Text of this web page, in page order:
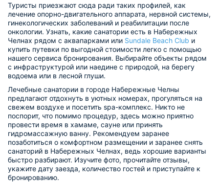
Туристы приезжают сюда ради таких профилей, как
лечение опорно-двигательного аппарата, нервной системы,
гинекологических заболеваний и реабилитации после
онкологии. Узнать, какие санатории есть в Набережных
Челнах рядом с аквапарками или Sundale Beach Club и
купить путевки по выгодной стоимости легко с помощью
нашего сервиса бронирования. Выбирайте объекты рядом
с инфраструктурой или наедине с природой, на берегу
водоема или в лесной глуши.
Лечебные санатории в городе Набережные Челны
предлагают отдохнуть в уютных номерах, прогуляться на
свежем воздухе и посетить spa-комплекс. Никто не
поспорит, что помимо процедур, здесь можно приятно
провести время в хамаме, сауне или принять
гидромассажную ванну. Рекомендуем заранее
позаботиться о комфортном размещении и заранее снять
санаторий в Набережных Челнах, ведь хорошие варианты
быстро разбирают. Изучите фото, прочитайте отзывы,
укажите дату заезда, количество гостей и приступайте к
бронированию.